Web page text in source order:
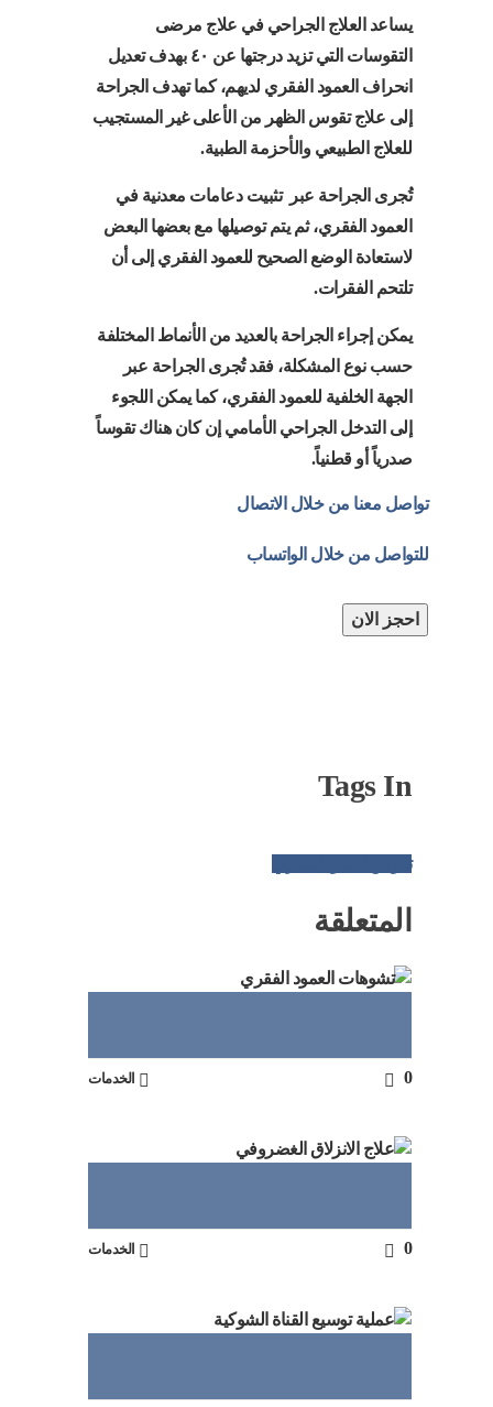
يساعد العلاج الجراحي في علاج مرضى
التقوسات التي تزيد درجتها عن ٤٠ بهدف تعديل
انحراف العمود الفقري لديهم، كما تهدف الجراحة
إلى علاج تقوس الظهر من الأعلى غير المستجيب
للعلاج الطبيعي والأحزمة الطبية.
تُجرى الجراحة عبر تثبيت دعامات معدنية في
العمود الفقري، ثم يتم توصيلها مع بعضها البعض
لاستعادة الوضع الصحيح للعمود الفقري إلى أن
تلتحم الفقرات.
يمكن إجراء الجراحة بالعديد من الأنماط المختلفة
حسب نوع المشكلة، فقد تُجرى الجراحة عبر
الجهة الخلفية للعمود الفقري، كما يمكن اللجوء
إلى التدخل الجراحي الأمامي إن كان هناك تقوساً
صدرياً أو قطنياً.
تواصل معنا من خلال الاتصال
للتواصل من خلال الواتساب
احجز الان
Tags In
المتعلقة
الخدمات 0
الخدمات 0